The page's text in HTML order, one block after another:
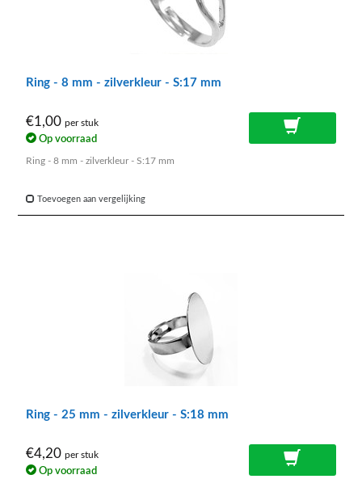
Ring - 8 mm - zilverkleur - S:17 mm
€1,00 per stuk
Op voorraad
Ring - 8 mm - zilverkleur - S:17 mm
Toevoegen aan vergelijking
Ring - 25 mm - zilverkleur - S:18 mm
€4,20 per stuk
Op voorraad